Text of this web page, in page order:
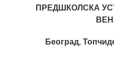
ПРЕДШКОЛСКА
Београд,